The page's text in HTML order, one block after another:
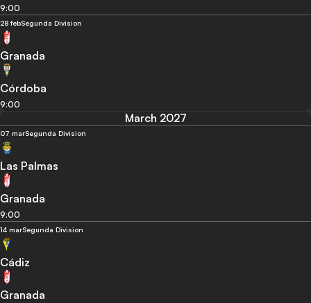
9:00
28 febSegunda Division
Granada
Córdoba
9:00
March 2027
07 marSegunda Division
Las Palmas
Granada
9:00
14 marSegunda Division
Cádiz
Granada